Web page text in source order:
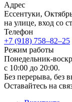
Адрес
Ессентуки,
на улице, вход со
Телефон
+7 (918) 758‒82‒25
Режим работы
Понедельник-
с 10:00 до 20:00.
Без перерыва, без
Оставайтесь на